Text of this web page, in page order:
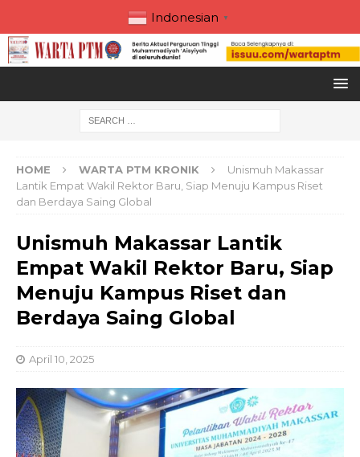
Indonesian ▼
HOME WARTA PTM KRONIK
Unismuh Makassar
Lantik Empat Wakil Rektor Baru, Siap Menuju Kampus Riset
dan Berdaya Saing Global
Unismuh Makassar Lantik
Empat Wakil Rektor Baru, Siap
Menuju Kampus Riset dan
Berdaya Saing Global
April 10, 2025